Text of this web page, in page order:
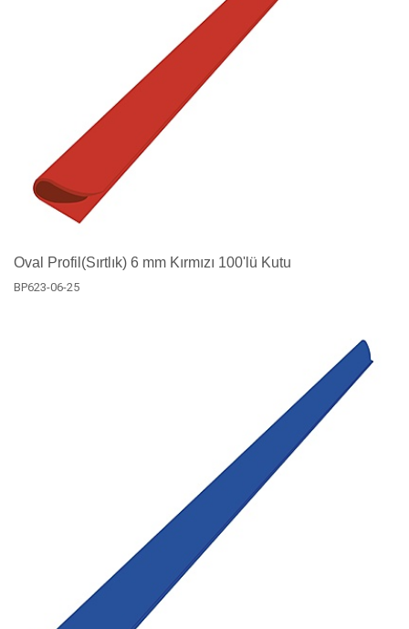
Oval Profil(Sırtlık) 6 mm Kırmızı 100'lü Kutu
BP623-06-25